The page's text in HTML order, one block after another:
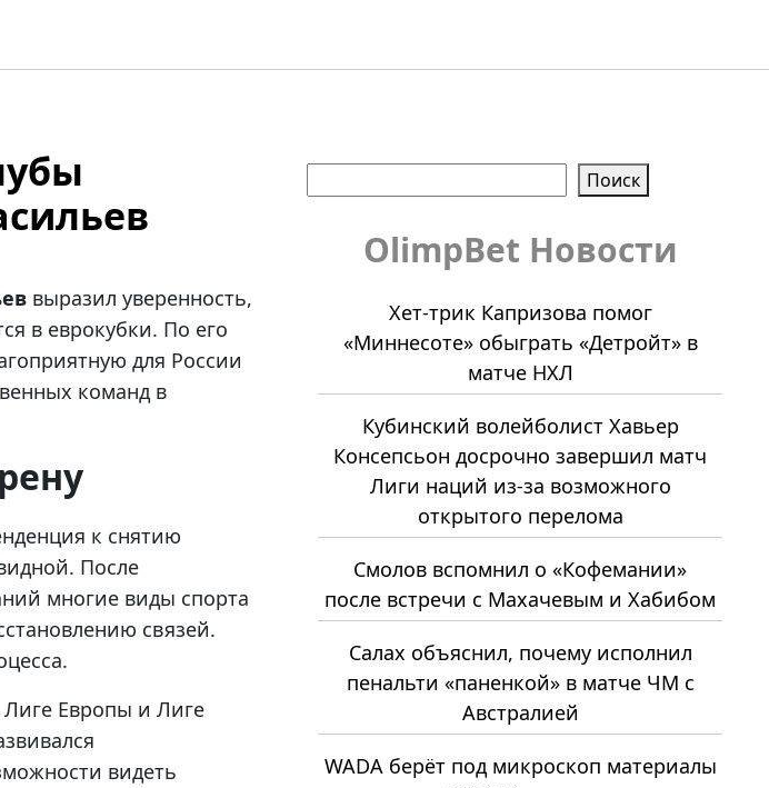
выразил уверенность,
в еврокубки. По его
для России
команд в
к снятию
После
многие виды спорта
связей.
Лиге Европы и Лиге
видеть
Поиск
OlimpBet Новости
Хет-трик Капризова помог
«Миннесоте» обыграть «Детройт» в
матче НХЛ
Кубинский волейболист Хавьер
Консепсьон досрочно завершил матч
Лиги наций из-за возможного
открытого перелома
Смолов вспомнил о «Кофемании»
после встречи с Махачевым и Хабибом
Салах объяснил, почему исполнил
пенальти «паненкой» в матче ЧМ с
Австралией
WADA берёт под микроскоп материалы